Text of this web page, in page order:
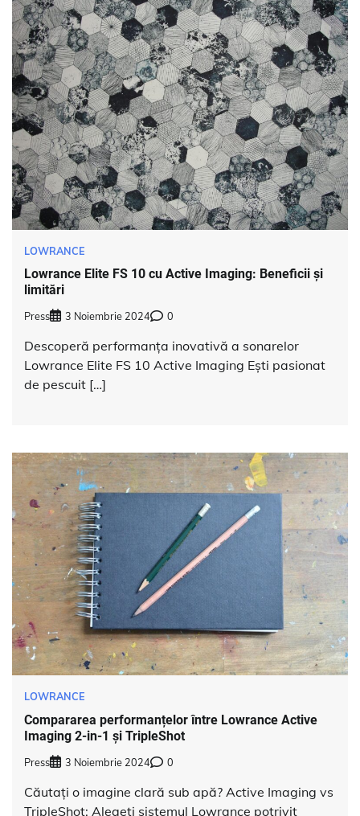
LOWRANCE
Lowrance Elite FS 10 cu Active Imaging: Beneficii și
limitări
Press 3 Noiembrie 2024 0
Descoperă performanța inovativă a sonarelor
Lowrance Elite FS 10 Active Imaging Ești pasionat
de pescuit […]
LOWRANCE
Compararea performanțelor între Lowrance Active
Imaging 2-in-1 și TripleShot
Press 3 Noiembrie 2024 0
Căutați o imagine clară sub apă? Active Imaging vs
TripleShot: Alegeți sistemul Lowrance potrivit